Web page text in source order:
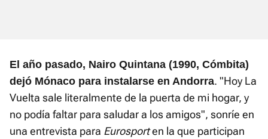
El año pasado, Nairo Quintana (1990, Cómbita)
dejó Mónaco para instalarse en Andorra. "Hoy La
Vuelta sale literalmente de la puerta de mi hogar, y
no podía faltar para saludar a los amigos", sonríe en
una entrevista para Eurosporten la que participan